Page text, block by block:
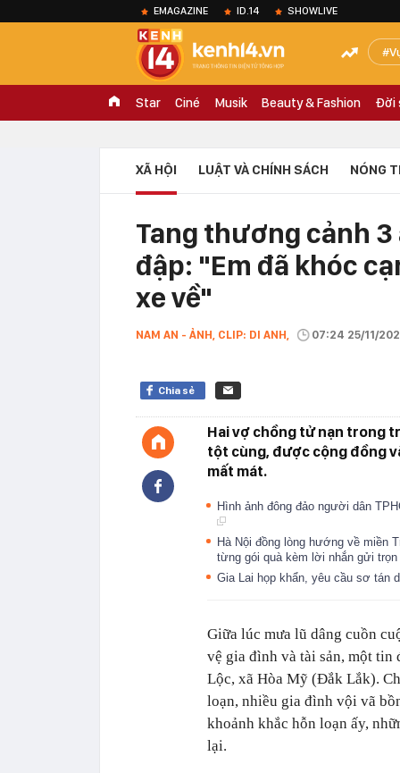
EMAGAZINE ID.14 SHOWLIVE
Star Ciné Musik Beauty & Fashion Đời
XÃ HỘI LUẬT VÀ CHÍNH SÁCH NÓNG
Tang thương cảnh
đập: "Em đã khóc
xe về"
NAM AN - ẢNH, CLIP: DI ANH, 07:24 25/11/
Chia sẻ
Hai vợ chồng tử nạn trong
tột cùng, được cộng đồng
mất mát.
Hình ảnh đông đảo người dân
Hà Nội đồng lòng hướng về miền
từng gói quà kèm lời nhắn gửi
Gia Lai họp khẩn, yêu cầu sơ tán
Giữa lúc mưa lũ dâng cuồn
vệ gia đình và tài sản, một
Lộc, xã Hòa Mỹ (Đắk Lắk).
loạn, nhiều gia đình vội vã
khoảnh khắc hỗn loạn ấy,
lại.